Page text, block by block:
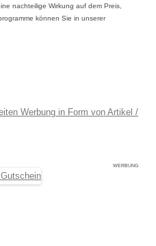
nachteilige Wirkung auf dem Preis,
können Sie in unserer
Werbung in Form von Artikel /
WERBUNG